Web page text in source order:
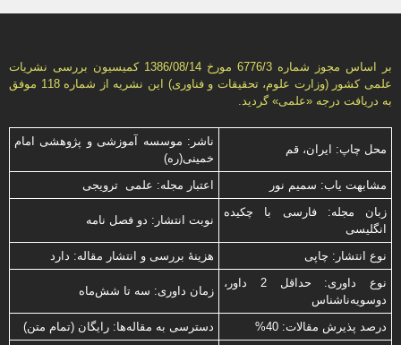
بر اساس مجوز شماره 6776/3 مورخ 1386/08/14 كمیسیون بررسى نشریات
علمى كشور (وزارت علوم، تحقیقات و فناورى) این نشریه از شماره 118 موفق
به دریافت درجه «علمى» گردید.
محل چاپ: ایران، قم
ناشر: موسسه آموزشی و پژوهشی امام
خمینی(ره)
مشابهت ياب: سميم نور
اعتبار مجله: علمی ترویجی
زبان مجله: فارسی با چكیده
انگلیسی
نوبت انتشار: دو فصل نامه
نوع انتشار: چاپی
هزینۀ بررسی و انتشار مقاله: دارد
نوع داوری: حداقل 2 داور،
دوسویه‌ناشناس
زمان داوری: سه تا شش‌ماه
درصد پذیرش مقالات: 40% دسترسی به مقاله‌ها: رایگان (تمام متن)